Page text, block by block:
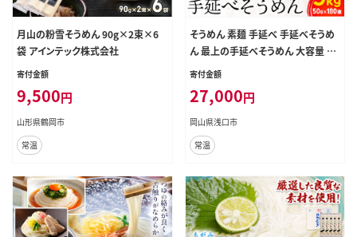
月山の粉雪そうめん 90g×2束×6
袋 アインテック株式会社
寄付金額
9,500円
山形県鶴岡市
常温
そうめん 素麺 手延べ 手延べそうめ
ん 最上の手延べそうめん 大容量 9k
g 50g × 180束 最上手延素麺 《30
山県 浅口市 送料無料 ソウメン 麺
手のべ てのべ にゅうめん---124_15
16_30d_23_27000_9kg---
寄付金額
27,000円
岡山県浅口市
常温